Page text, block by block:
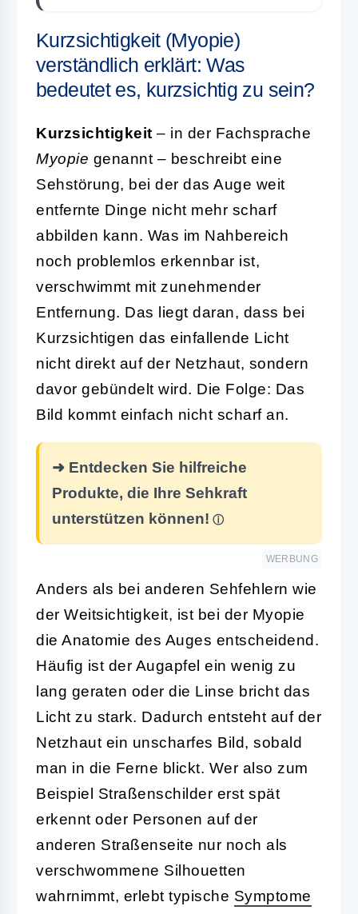
Kurzsichtigkeit (Myopie)
verständlich erklärt: Was
bedeutet es, kurzsichtig zu sein?
Kurzsichtigkeit – in der Fachsprache
Myopie genannt – beschreibt eine
Sehstörung, bei der das Auge weit
entfernte Dinge nicht mehr scharf
abbilden kann. Was im Nahbereich
noch problemlos erkennbar ist,
verschwimmt mit zunehmender
Entfernung. Das liegt daran, dass bei
Kurzsichtigen das einfallende Licht
nicht direkt auf der Netzhaut, sondern
davor gebündelt wird. Die Folge: Das
Bild kommt einfach nicht scharf an.
➜ Entdecken Sie hilfreiche
Produkte, die Ihre Sehkraft
unterstützen können!
WERBUNG
Anders als bei anderen Sehfehlern wie
der Weitsichtigkeit, ist bei der Myopie
die Anatomie des Auges entscheidend.
Häufig ist der Augapfel ein wenig zu
lang geraten oder die Linse bricht das
Licht zu stark. Dadurch entsteht auf der
Netzhaut ein unscharfes Bild, sobald
man in die Ferne blickt. Wer also zum
Beispiel Straßenschilder erst spät
erkennt oder Personen auf der
anderen Straßenseite nur noch als
verschwommene Silhouetten
wahrnimmt, erlebt typische Symptome